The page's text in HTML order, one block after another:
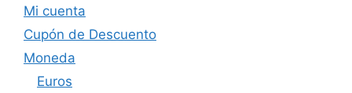
Mi cuenta
Cupón de Descuento
Moneda
Euros